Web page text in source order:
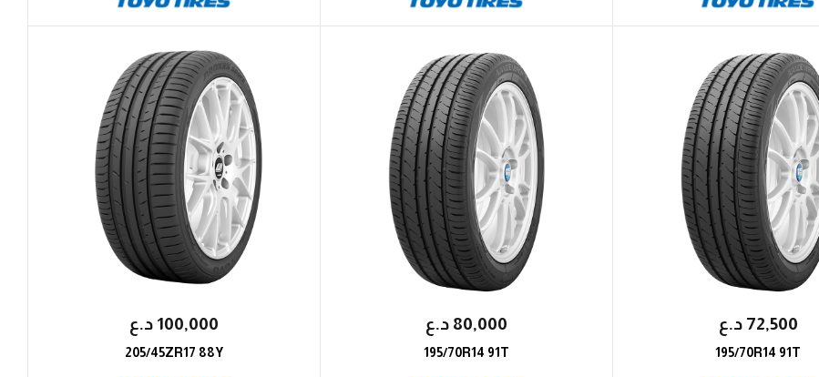
72,500 ؜د.؜ع
195/70R14 91T
80,000 ؜د.؜ع
195/70R14 91T
100,000 ؜د.؜ع
205/45ZR17 88Y